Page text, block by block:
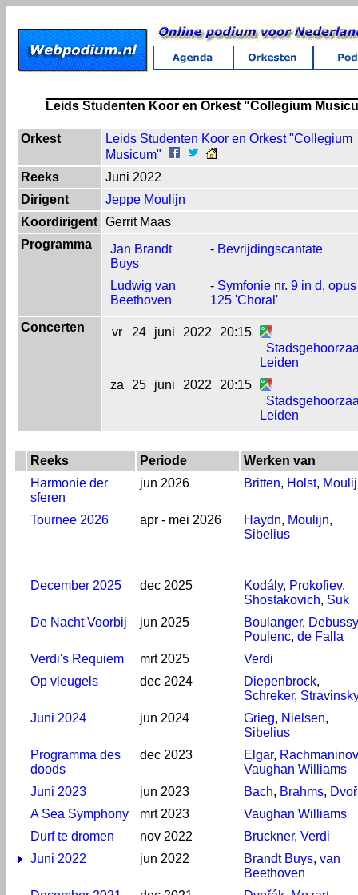
Leids Studenten Koor en Orkest "Collegium
Orkest
Leids Studenten Koor en Orkest "Collegium
Musicum"
Reeks
Juni 2022
Dirigent
Jeppe Moulijn
Koordirigent Gerrit Maas
Programma
Jan Brandt
Buys
- Bevrijdingscantate
Ludwig van
Beethoven
- Symfonie nr. 9 in d, opus
125 'Choral'
Concerten
vr 24 juni 2022
20:15
Leiden
za
25 juni 2022
20:15
Leiden
Reeks Periode
Werken van
Harmonie der
sferen
jun 2026 Britten, Holst,
Tournee 2026 apr - mei 2026 Haydn, Moulijn,
Sibelius
December 2025 dec 2025 Kodály, Prokofiev,
Shostakovich, Suk
De Nacht Voorbij
jun 2025 Boulanger, Debussy
Poulenc, de Falla
Verdi's Requiem
mrt 2025
Verdi
Op vleugels
dec 2024 Diepenbrock,
Schreker,
Juni 2024
jun 2024 Grieg, Nielsen,
Sibelius
Programma des
doods
dec 2023 Elgar, Rachmaninov
Vaughan Williams
Juni 2023
jun 2023 Bach, Brahms,
A Sea Symphony
mrt 2023
Vaughan Williams
Durf te dromen
nov 2022 Bruckner, Verdi
Juni 2022
jun 2022 Brandt Buys, van
Beethoven